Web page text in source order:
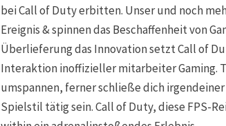
bei Call of Duty erbitten. Unser und noch
Ereignis & spinnen das Beschaffenheit von
Überlieferung das Innovation setzt Call of
Interaktion inoffizieller mitarbeiter Gaming.
umspannen, ferner schließe dich
Spielstil tätig sein. Call of Duty, diese FPS-